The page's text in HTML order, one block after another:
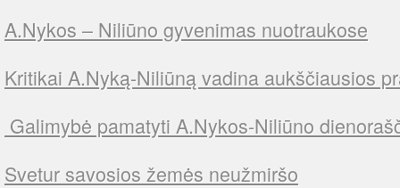
A.Nykos – Niliūno gyvenimas nuotraukose
Kritikai A.Nyką-Niliūną vadina aukščiausios
Galimybė pamatyti A.Nykos-Niliūno
Svetur savosios žemės neužmiršo